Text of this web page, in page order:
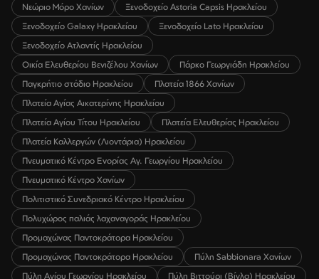
Νεώριο Μόρο Χανίων
Ξενοδοχείο Astoria Capsis Ηρακλείου
Ξενοδοχείο Galaxy Ηρακλείου
Ξενοδοχείο Lato Ηρακλείου
Ξενοδοχείο Ατλαντίς Ηρακλείου
Οικία Ελευθερίου Βενιζέλου Χανίων
Πάρκο Γεωργιάδη Ηρακλείου
Παγκρήτιο στάδιο Ηρακλείου
Πλατεία 1866 Χανίων
Πλατεία Αγίας Αικατερίνης Ηρακλείου
Πλατεία Αγίου Τίτου Ηρακλείου
Πλατεία Ελευθερίας Ηρακλείου
Πλατεία Καλλεργών (Λιοντάρια) Ηρακλείου
Πνευματικό Κέντρο Ενορίας Αγ. Γεωργίου Ηρακλείου
Πνευματικό Κέντρο Χανίων
Πολιτιστικό Συνεδριακό Κέντρο Ηρακλείου
Πολυχώρος παλιάς λαχαναγοράς Ηρακλείου
Προμαχώνας Παντοκράτορα Ηρακλείου
Προμαχώνας Παντοκράτορα Ηρακλείου
Πύλη Sabbionara Χανίων
Πύλη Αγίου Γεωργίου Ηρακλείου
Πύλη Βιττούρι (Βίγλα) Ηρακλείου